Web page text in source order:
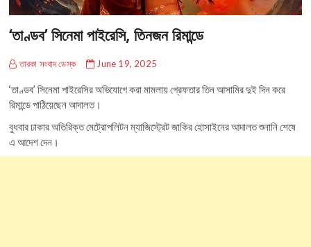
‘তাণ্ডব’ সিনেমা পাইরেসি, তিনজন রিমান্ডে
তারকা সংবাদ ডেস্ক June 19, 2025
‘তাণ্ডব’ সিনেমা পাইরেসির অভিযোগে করা মামলায় গ্রেফতার তিন আসামির দুই দিন করে
রিমান্ডে পাঠিয়েছেন আদালত।
বুধবার ঢাকার অতিরিক্ত মেট্রোপলিটন ম্যাজিস্ট্রেট জাকির হোসাইনের আদালত শুনানি শেষে
এ আদেশ দেন।